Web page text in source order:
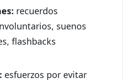
recuerdos
suenos
flashbacks
esfuerzos por evitar